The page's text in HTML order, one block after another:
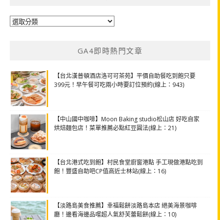
分
GA4即時熱門文章
【台北漢普頓酒店洛可可茶苑】平價自助餐吃到飽只要
399元！早午餐可吃兩小時要訂位預約(線上：943)
【中山國中咖啡】Moon Baking studio松山店 好吃自家
烘焙麵包店！菜單推薦必點紅豆圓法(線上：21)
【台北港式吃到飽】村民食堂廚窗港點 手工現做港點吃到
飽！豐盛自助吧CP值高近士林站(線上：16)
【淡路島美食推薦】幸福鬆餅淡路島本店 絕美海景咖啡
廳！邊看海邊品嚐超人氣舒芙蕾鬆餅(線上：10)